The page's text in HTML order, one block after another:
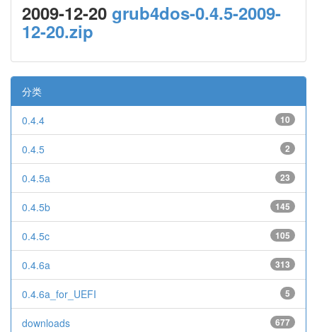
2009-12-20 grub4dos-0.4.5-2009-
12-20.zip
分类
10
0.4.4
2
0.4.5
23
0.4.5a
145
0.4.5b
105
0.4.5c
313
0.4.6a
5
0.4.6a_for_UEFI
677
downloads